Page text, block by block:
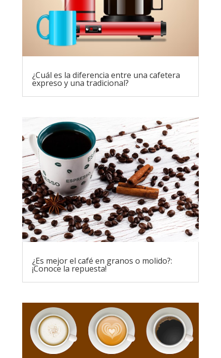
¿Cuál es la diferencia entre una cafetera
expreso y una tradicional?
¿Es mejor el café en granos o molido?:
¡Conoce la repuesta!